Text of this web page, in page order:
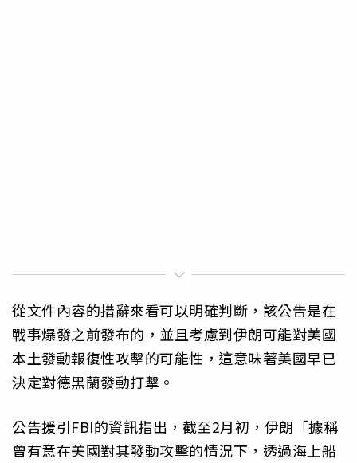
從文件內容的措辭來看可以明確判斷，該公告是在
戰事爆發之前發布的，並且考慮到伊朗可能對美國
本土發動報復性攻擊的可能性，這意味著美國早已
決定對德黑蘭發動打擊。
公告援引FBI的資訊指出，截至2月初，伊朗「據稱
曾有意在美國對其發動攻擊的情況下，透過海上船